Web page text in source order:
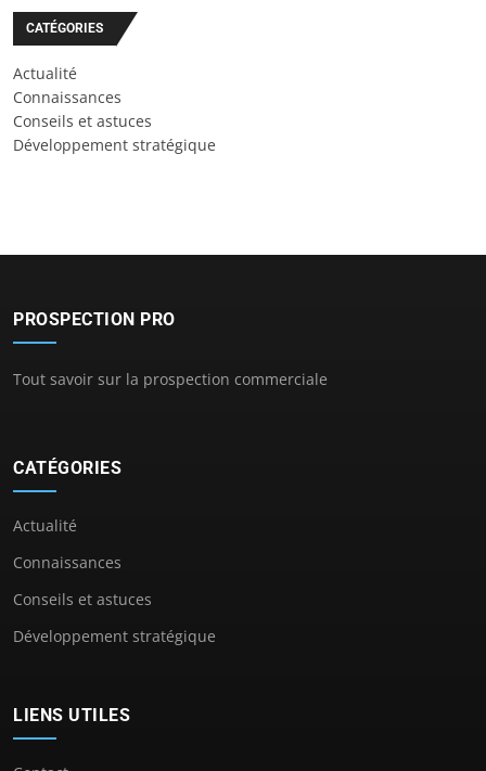
CATÉGORIES
Actualité
Connaissances
Conseils et astuces
Développement stratégique
PROSPECTION PRO
Tout savoir sur la prospection commerciale
CATÉGORIES
Actualité
Connaissances
Conseils et astuces
Développement stratégique
LIENS UTILES